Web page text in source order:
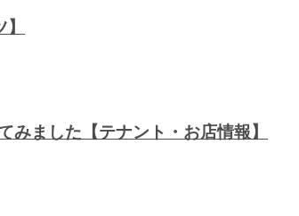
みました【テナント・お店情報】